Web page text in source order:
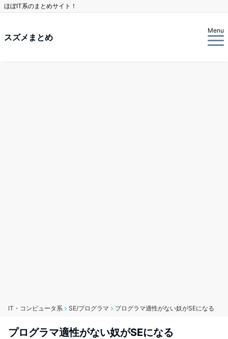
ほぼIT系のまとめサイト！
スズメまとめ
Menu
IT・コンピュータ系 SE/プログラマ プログラマ適性がない奴がSEになる
プログラマ適性がない奴がSEになる